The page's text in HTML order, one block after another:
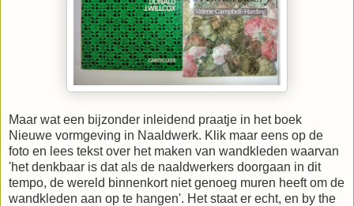
Maar wat een bijzonder inleidend praatje in het boek
Nieuwe vormgeving in Naaldwerk. Klik maar eens op de
foto en lees tekst over het maken van wandkleden waarvan
'het denkbaar is dat als de naaldwerkers doorgaan in dit
tempo, de wereld binnenkort niet genoeg muren heeft om de
wandkleden aan op te hangen'. Het staat er echt, en by the